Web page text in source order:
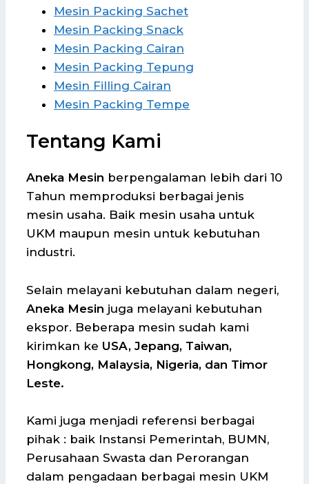
Mesin Packing Sachet
Mesin Packing Snack
Mesin Packing Cairan
Mesin Packing Tepung
Mesin Filling Cairan
Mesin Packing Tempe
Tentang Kami
Aneka Mesin berpengalaman lebih dari 10
Tahun memproduksi berbagai jenis
mesin usaha. Baik mesin usaha untuk
UKM maupun mesin untuk kebutuhan
industri.
Selain melayani kebutuhan dalam negeri,
Aneka Mesin juga melayani kebutuhan
ekspor. Beberapa mesin sudah kami
kirimkan ke USA, Jepang, Taiwan,
Hongkong, Malaysia, Nigeria, dan Timor
Leste.
Kami juga menjadi referensi berbagai
pihak : baik Instansi Pemerintah, BUMN,
Perusahaan Swasta dan Perorangan
dalam pengadaan berbagai mesin UKM